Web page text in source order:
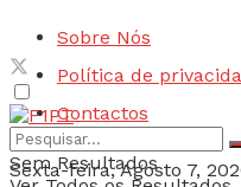
Sobre Nós
Política de
Contactos
Sexta-feira, Agosto 7,
Sem Resultados